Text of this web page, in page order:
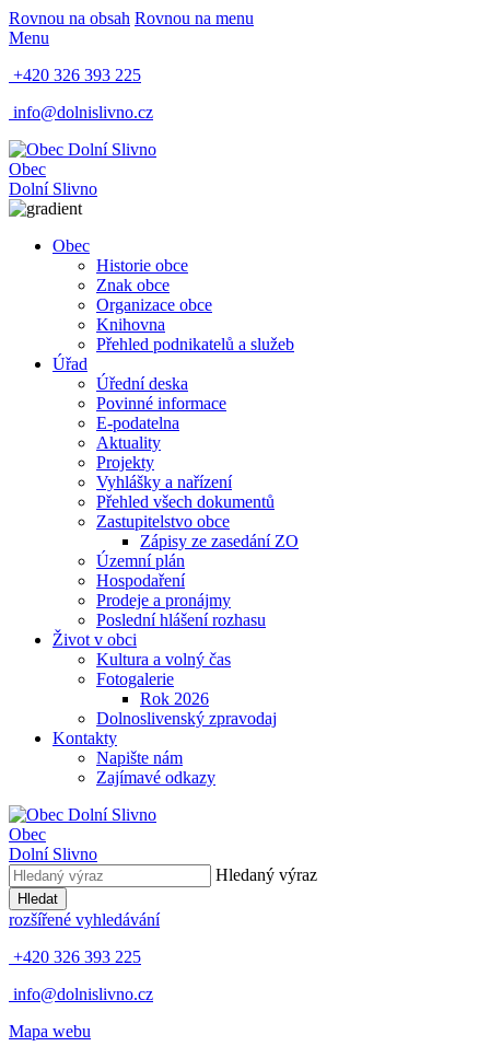
Rovnou na obsah Rovnou na menu
Menu
+420 326 393 225
info@dolnislivno.cz
Obec
Dolní Slivno
Obec
Historie obce
Znak obce
Organizace obce
Knihovna
Přehled podnikatelů a služeb
Úřad
Úřední deska
Povinné informace
E-podatelna
Aktuality
Projekty
Vyhlášky a nařízení
Přehled všech dokumentů
Zastupitelstvo obce
Zápisy ze zasedání ZO
Územní plán
Hospodaření
Prodeje a pronájmy
Poslední hlášení rozhasu
Život v obci
Kultura a volný čas
Fotogalerie
Rok 2026
Dolnoslivenský zpravodaj
Kontakty
Napište nám
Zajímavé odkazy
Obec
Dolní Slivno
Hledaný výraz
Hledat
rozšířené vyhledávání
+420 326 393 225
info@dolnislivno.cz
Mapa webu